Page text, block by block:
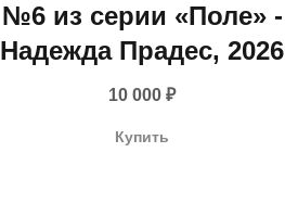
№6 из серии «Поле» -
Надежда Прадес, 2026
10 000 ₽
Купить